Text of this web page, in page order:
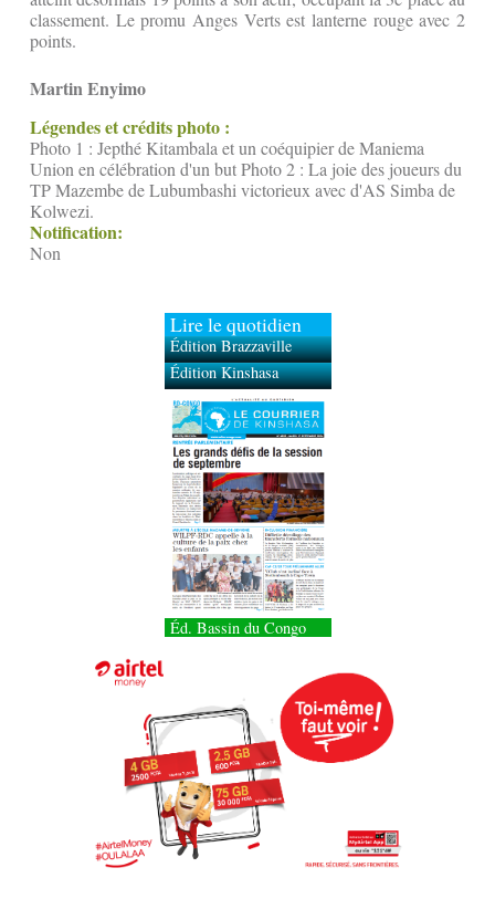
classement. Le promu Anges Verts est lanterne rouge avec 2
points.
Martin Enyimo
Légendes et crédits photo :
Photo 1 : Jepthé Kitambala et un coéquipier de Maniema
Union en célébration d'un but Photo 2 : La joie des joueurs du
TP Mazembe de Lubumbashi victorieux avec d'AS Simba de
Kolwezi.
Notification:
Non
Lire le quotidien
Édition Brazzaville
Édition Kinshasa
Éd. Bassin du Congo